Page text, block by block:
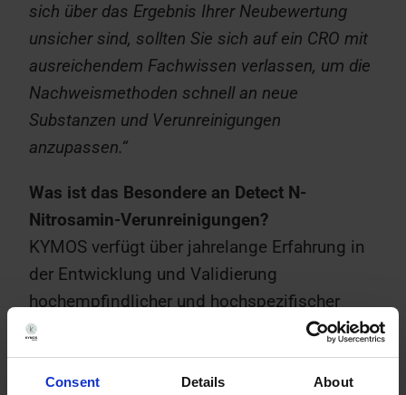
Consent Details About
sich über das Ergebnis Ihrer Neubewertung
unsicher sind, sollten Sie sich auf ein CRO mit
ausreichendem Fachwissen verlassen, um die
Nachweismethoden schnell an neue
Substanzen und Verunreinigungen
anzupassen.“
Was ist das Besondere an Detect N-
Nitrosamin-Verunreinigungen?
KYMOS verfügt über jahrelange Erfahrung in
der Entwicklung und Validierung
hochempfindlicher und hochspezifischer
Methoden zum Nachweis von
Verunreinigungen, ergänzt durch LC-MS/MS-
und HS-GC/MS-Instrumente der neuesten